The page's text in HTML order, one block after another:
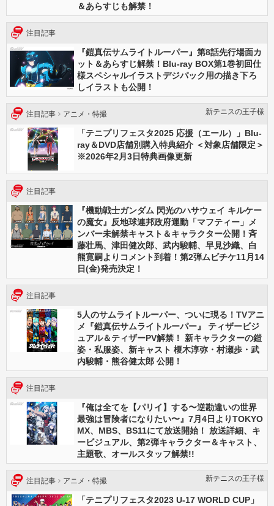
＆あらすじも解禁！
注目記事
『鎧真伝サムライトルーパー』第8話先行場面カ
ット＆あらすじ解禁！Blu-ray BOX第1巻初回仕
様スペシャルイラストデジパック用の描き下ろ
しイラストも公開！
注目記事 アニメ・特撮 新テニスの王⼦様
「テニプリフェスタ2025 応援（エール）」Blu-
ray＆DVD店舗別購入特典紹介 ＜対象店舗限定＞
※2026年2月3日特典画像更新
注目記事
『機動戦士ガンダム 閃光のハサウェイ キルケー
の魔女』反地球連邦政府運動「マフティー」メ
ンバー未解禁キャスト＆キャラクター公開！斉
藤壮馬、津田健次郎、武内駿輔、早見沙織、白
熊寛嗣よりコメント到着！第2弾ムビチケ11月14
日(金)発売決定！
注目記事
5人のサムライトルーパー、ついに現る！TVアニ
メ『鎧真伝サムライトルーパー』 ティザービジ
ュアル＆ティザーPV解禁！ 新キャラクターの鎧
姿・私服姿、新キャスト 榎木淳弥・村瀬歩・武
内駿輔・熊谷健太郎 公開！
注目記事
『俺は全てを【パリイ】する〜逆勘違いの世界
最強は冒険者になりたい〜』7月4日よりTOKYO
MX、MBS、BS11にて放送開始！ 放送詳細、キ
ービジュアル、第2弾キャラクター＆キャスト、
主題歌、オールスタッフ解禁!!
注目記事 アニメ・特撮 新テニスの王⼦様
「テニプリフェスタ2023 U-17 WORLD CUP」